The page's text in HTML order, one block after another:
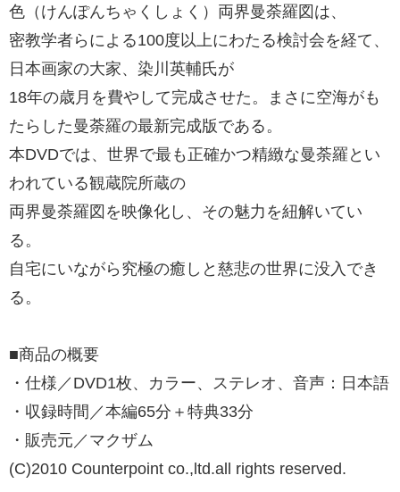
色（けんぽんちゃくしょく）両界曼荼羅図は、
密教学者らによる100度以上にわたる検討会を経て、
日本画家の大家、染川英輔氏が
18年の歳月を費やして完成させた。まさに空海がも
たらした曼荼羅の最新完成版である。
本DVDでは、世界で最も正確かつ精緻な曼荼羅とい
われている観蔵院所蔵の
両界曼荼羅図を映像化し、その魅力を紐解いてい
る。
自宅にいながら究極の癒しと慈悲の世界に没入でき
る。
■商品の概要
・仕様／DVD1枚、カラー、ステレオ、音声：日本語
・収録時間／本編65分＋特典33分
・販売元／マクザム
(C)2010 Counterpoint co.,ltd.all rights reserved.